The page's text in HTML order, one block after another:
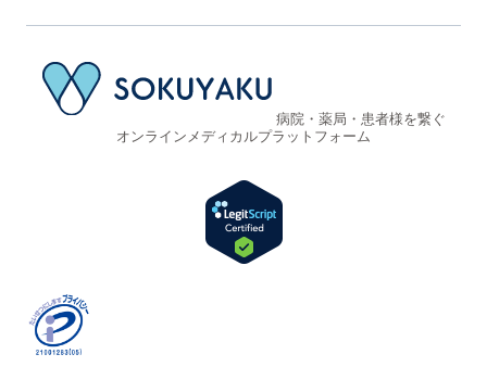
病院・薬局・患者様を繋ぐ
オンラインメディカルプラットフォーム